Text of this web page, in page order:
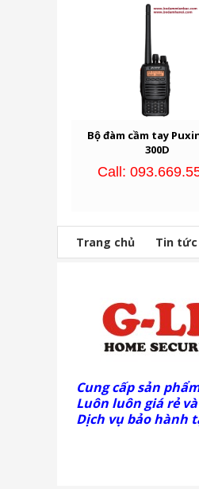
Bộ đàm cầm tay
300D
Call:
Trang chủ Tin tức
Cung cấp sản
Luôn luôn giá rẻ
Dịch vụ bảo hành